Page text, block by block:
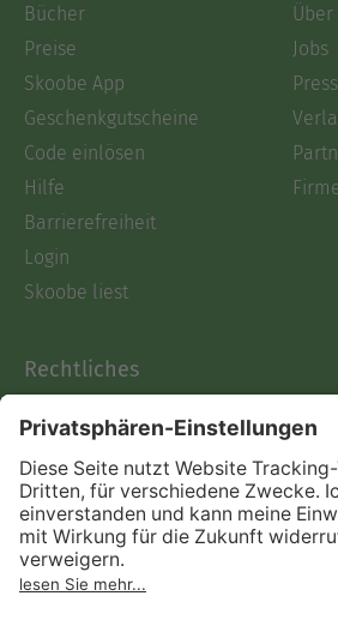
Bücher
Preise
Skoobe App
Geschenkgutscheine
Code einlösen
Hilfe
Barrierefreiheit
Login
Skoobe liest
Über
Jobs
Rechtliches
AGB
Informationen nach Data
Act
Verträge hier kündigen
Impressum